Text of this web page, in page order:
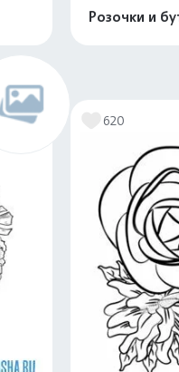
Розочки и
620